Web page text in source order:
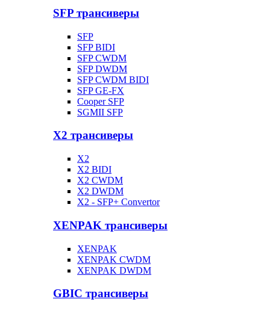
SFP трансиверы
SFP
SFP BIDI
SFP CWDM
SFP DWDM
SFP CWDM BIDI
SFP GE-FX
Cooper SFP
SGMII SFP
X2 трансиверы
X2
X2 BIDI
X2 CWDM
X2 DWDM
X2 - SFP+ Convertor
XENPAK трансиверы
XENPAK
XENPAK CWDM
XENPAK DWDM
GBIC трансиверы